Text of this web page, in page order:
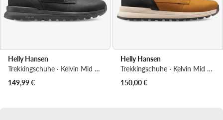
Helly Hansen
Trekkingschuhe · Kelvin Mid Boots 12038 · Schwarz
149,99€
Helly Hansen
Trekkingschuhe · Kelvin Mid Boots 12038 · Braun
150,00€